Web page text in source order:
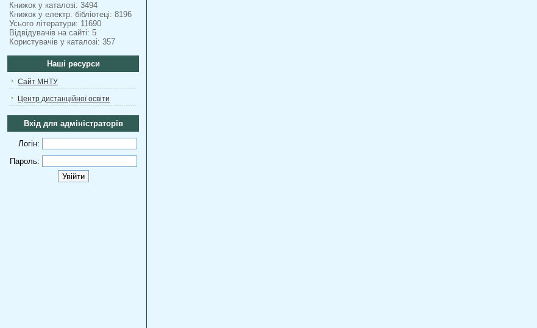
Книжок у каталозі: 3494
Книжок у електр. бібліотеці: 8196
Усього літератури: 11690
Відвідувачів на сайті: 5
Користувачів у каталозі: 357
Наші ресурси
Сайт МНТУ
Центр дистанційної освіти
Вхід для адміністраторів
Логін:
Пароль: